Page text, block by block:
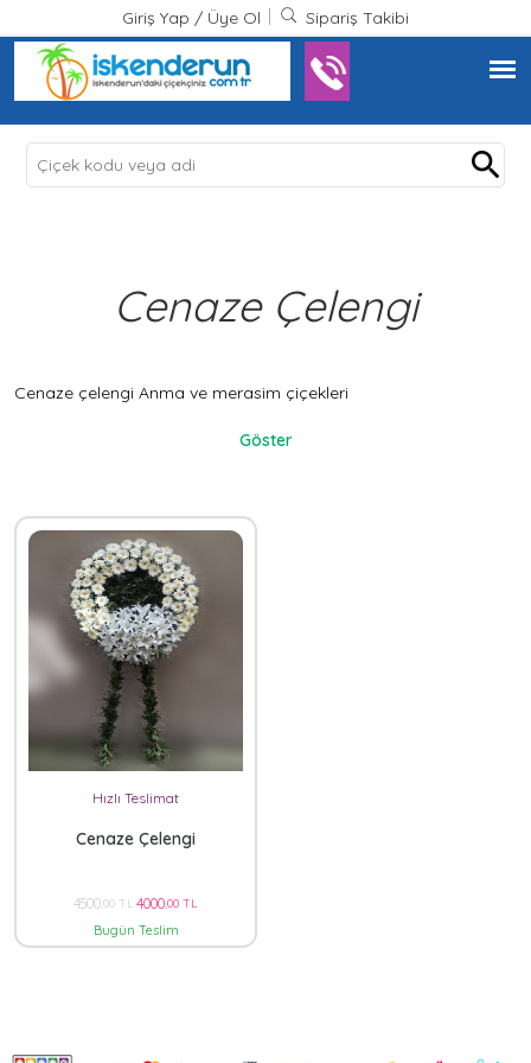
Giriş Yap / Üye Ol Sipariş Takibi
Cenaze Çelengi
Cenaze çelengi Anma ve merasim çiçekleri
Göster
Hızlı Teslimat
Cenaze Çelengi
4500,00 TL 4000,00 TL
Bugün Teslim